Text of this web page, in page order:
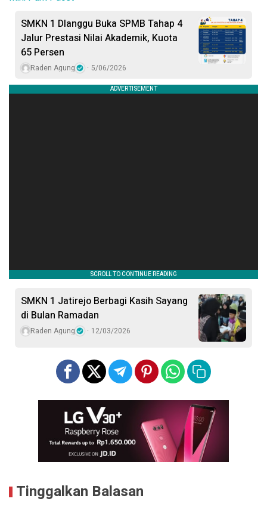
SMKN 1 Dlanggu Buka SPMB Tahap 4
Jalur Prestasi Nilai Akademik, Kuota
65 Persen
Raden Agung 5/06/2026
SMKN 1 Jatirejo Berbagi Kasih Sayang
di Bulan Ramadan
Raden Agung 12/03/2026
Tinggalkan Balasan